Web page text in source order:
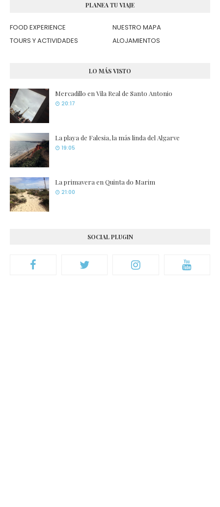
PLANEA TU VIAJE
FOOD EXPERIENCE
NUESTRO MAPA
TOURS Y ACTIVIDADES
ALOJAMIENTOS
LO MÁS VISTO
Mercadillo en Vila Real de Santo Antonio
20:17
La playa de Falesia, la más linda del Algarve
19:05
La primavera en Quinta do Marim
21:00
SOCIAL PLUGIN